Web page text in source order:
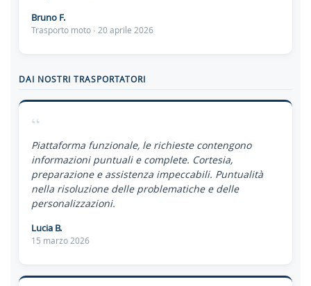
Bruno F.
Trasporto moto · 20 aprile 2026
DAI NOSTRI TRASPORTATORI
“
Piattaforma funzionale, le richieste contengono
informazioni puntuali e complete. Cortesia,
preparazione e assistenza impeccabili. Puntualità
nella risoluzione delle problematiche e delle
personalizzazioni.
Lucia B.
15 marzo 2026